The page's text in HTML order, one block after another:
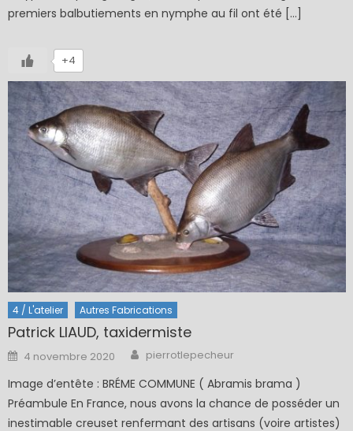
premiers balbutiements en nymphe au fil ont été […]
+4
4 / L'atelier Autres Fabrications
Patrick LIAUD, taxidermiste
Posted
on
4 novembre 2020 Author
pierrotlepecheur
Image d’entête : BRÉME COMMUNE ( Abramis brama )
Préambule En France, nous avons la chance de posséder un
inestimable creuset renfermant des artisans (voire artistes)